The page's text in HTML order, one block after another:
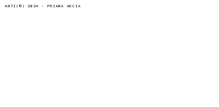
ANTI(©) 2024 - PRIAMA AKCIA